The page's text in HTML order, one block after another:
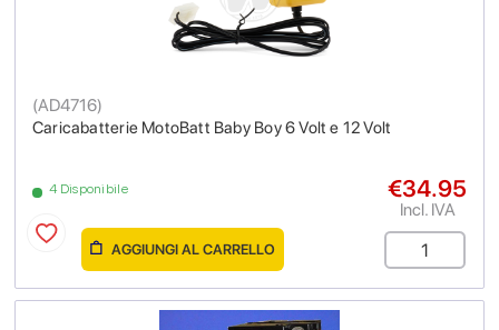
Caricabatterie MotoBatt Baby Boy 6 Volt e 12 Volt
(AD4716)
4 Disponibile €34.95
Incl. IVA
AGGIUNGI AL CARRELLO